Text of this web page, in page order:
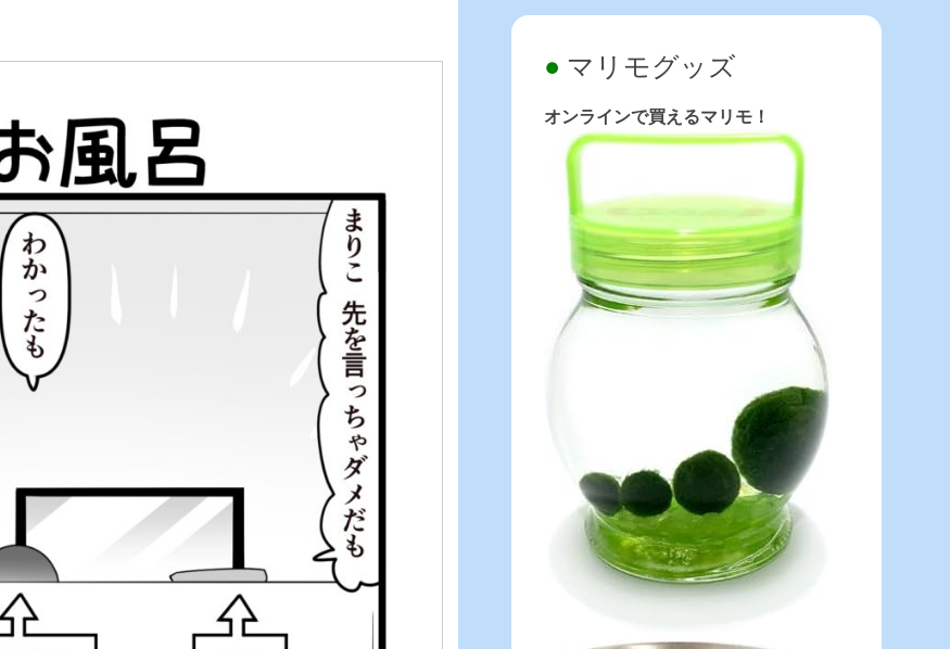
マリモグッズ
オンラインで買えるマリモ！